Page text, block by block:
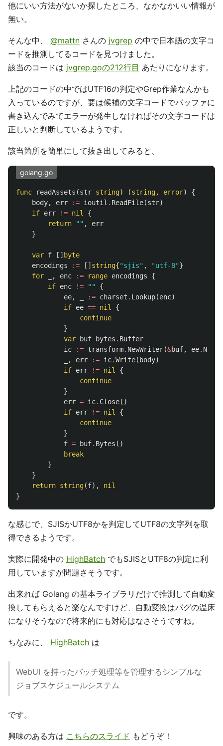
他にいい方法がないか探したところ、なかなかいい情報が
無い。
そんな中、 @mattn さんの jvgrep の中で日本語の文字コ
ードを推測してるコードを見つけました。
該当のコードは jvgrep.goの212行目 あたりになります。
上記のコードの中ではUTF16の判定やGrep作業なんかも
入っているのですが、要は候補の文字コードでバッファに
書き込んでみてエラーが発生しなければその文字コードは
正しいと判断しているようです。
該当箇所を簡単にして抜き出してみると、
golang.go
func readAssets (str string) (string, error)
{
body, err := ioutil . ReadFile(str)
if err != nil
{
return
"" ,
err
}
var f [] byte
encodings
:= [] string{"sjis" , "utf-8"}
for
, enc := range encodings
{
if enc != ""
{
ee, := charset . Lookup(enc)
if ee == nil
{
continue
}
var
buf bytes . Buffer
ic
:= transform. NewWriter(&buf, ee.
, err := ic.Write( body)
if err != nil
{
continue
}
err = ic. Close()
if err != nil
{
continue
}
f = buf. Bytes ()
break
}
}
return string(f),
nil
}
な感じで、SJISかUTF8かを判定してUTF8の文字列を取
得できるようです。
実際に開発中の HighBatch でもSJISとUTF8の判定に利
用していますが問題さそうです。
出来れば Golang の基本ライブラリだけで推測して自動変
換してもらえると楽なんですけど、自動変換はバグの温床
になりそうなので将来的にも対応はなさそうですね。
ちなみに、 HighBatch は
WebUI を持ったバッチ処理等を管理するシンプルな
ジョブスケジュールシステム
です。
興味のある方は こちらのスライド もどうぞ！